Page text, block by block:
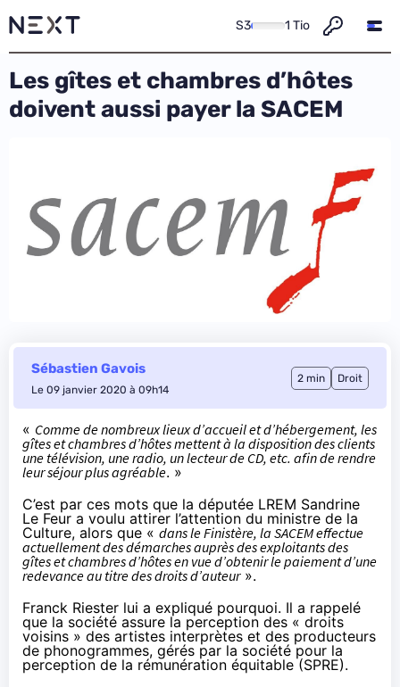
S3 1 Tio
Les gîtes et chambres d’hôtes
doivent aussi payer la SACEM
Sébastien Gavois
Le 09 janvier 2020 à 09h14
2 min Droit
« Comme de nombreux lieux d’accueil et d’hébergement, les
gîtes et chambres d’hôtes mettent à la disposition des clients
une télévision, une radio, un lecteur de CD, etc. afin de rendre
leur séjour plus agréable. »
C’est par ces mots que la députée LREM Sandrine
Le Feur a voulu attirer l’attention du ministre de la
Culture, alors que « dans le Finistère, la SACEM effectue
actuellement des démarches auprès des exploitants des
gîtes et chambres d’hôtes en vue d’obtenir le paiement d’une
redevance au titre des droits d’auteur».
Franck Riester lui a expliqué pourquoi. Il a rappelé
que la société assure la perception des « droits
voisins » des artistes interprètes et des producteurs
de phonogrammes, gérés par la société pour la
perception de la rémunération équitable (SPRE).